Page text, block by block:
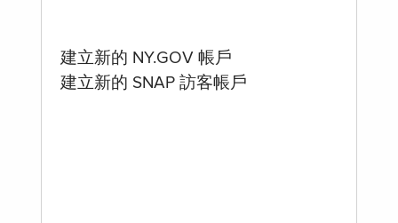
建立新的 NY.GOV 帳戶
建立新的 SNAP 訪客帳戶